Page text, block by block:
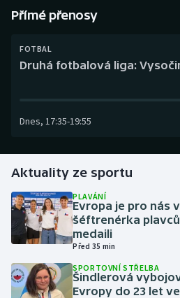
Curling
Gymnastika
Házená
Jezdectví
Judo
Přímé přenosy
FOTBAL
Druhá fotbalová liga:
Dnes, 17:35-19:55
Aktuality ze sportu
PLAVÁNÍ
Evropa je pro nás
šéftrenérka
medaili
Před 35 min
SPORTOVNÍ STŘELBA
Šindlerová
Evropy do 23 let